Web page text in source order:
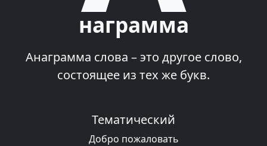
награмма
Анаграмма слова – это другое слово,
состоящее из тех же букв.
Тематический
Добро пожаловать